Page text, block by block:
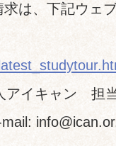
求は、下記ウェ
アイキャン 担